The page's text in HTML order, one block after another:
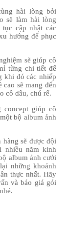
hài lòng bởi
sẽ làm hài lòng
cập nhật các
hướng để phục
sẽ giúp cô
từng chi tiết để
khi đó các nhiếp
sẽ mang đến
cô dâu, chú rể.
concept giúp cô
bộ album ảnh
sẽ được đội
nhiều năm kinh
album ảnh cưới
những khoảnh
thực nhất. Hãy
và báo giá gói